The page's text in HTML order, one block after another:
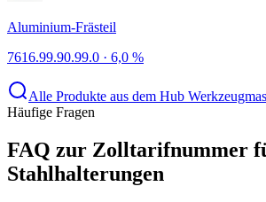
Aluminium-Frästeil
7616.99.90.99.0 · 6,0 %
Alle Produkte aus dem Hub
Häufige Fragen
FAQ zur Zolltarifnummer
Stahlhalterungen